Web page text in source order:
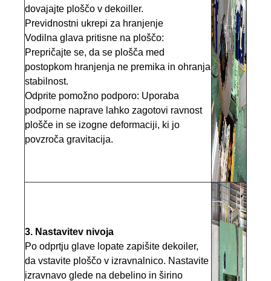
dovajajte ploščo v dekoiller.
Previdnostni ukrepi za hranjenje
Vodilna glava pritisne na ploščo:
Prepričajte se, da se plošča med
postopkom hranjenja ne premika in ohranja
stabilnost.
Odprite pomožno podporo: Uporaba
podporne naprave lahko zagotovi ravnost
plošče in se izogne ​​deformaciji, ki jo
povzroča gravitacija.
3. Nastavitev nivoja
Po odprtju glave lopate zapišite dekoiler,
da vstavite ploščo v izravnalnico. Nastavite
izravnavo glede na debelino in širino